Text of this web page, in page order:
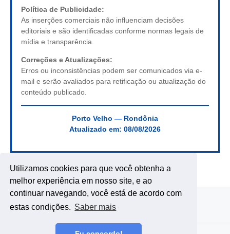
Utilizamos cookies para que você obtenha a
melhor experiência em nosso site, e ao
continuar navegando, você está de acordo com
estas condições. Saber mais
Política de Publicidade:
As inserções comerciais não influenciam decisões
editoriais e são identificadas conforme normas legais de
mídia e transparência.
Correções e Atualizações:
Erros ou inconsistências podem ser comunicados via e-
mail e serão avaliados para retificação ou atualização do
conteúdo publicado.
Porto Velho — Rondônia
Atualizado em: 08/08/2026